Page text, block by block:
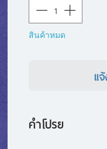
สินค้าหมด
แ
คำโปรย